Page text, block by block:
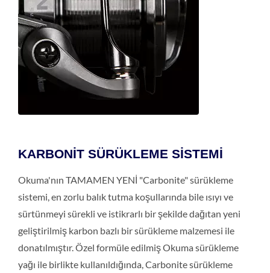
KARBONİT SÜRÜKLEME SİSTEMİ
Okuma'nın TAMAMEN YENİ "Carbonite" sürükleme
sistemi, en zorlu balık tutma koşullarında bile ısıyı ve
sürtünmeyi sürekli ve istikrarlı bir şekilde dağıtan yeni
geliştirilmiş karbon bazlı bir sürükleme malzemesi ile
donatılmıştır. Özel formüle edilmiş Okuma sürükleme
yağı ile birlikte kullanıldığında, Carbonite sürükleme